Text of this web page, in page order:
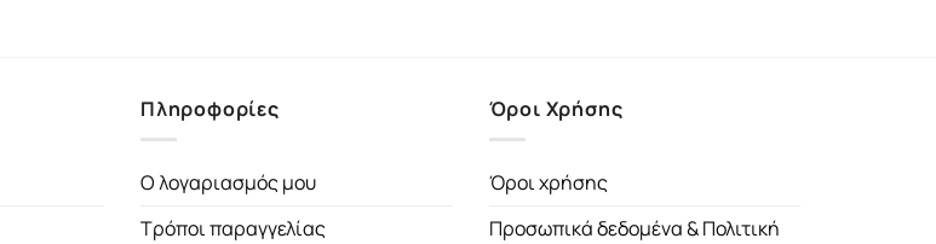
Πληροφορίες
Ο λογαριασμός μου
Τρόποι παραγγελίας
Όροι Χρήσης
Όροι χρήσης
Προσωπικά δεδομένα & Πολιτική